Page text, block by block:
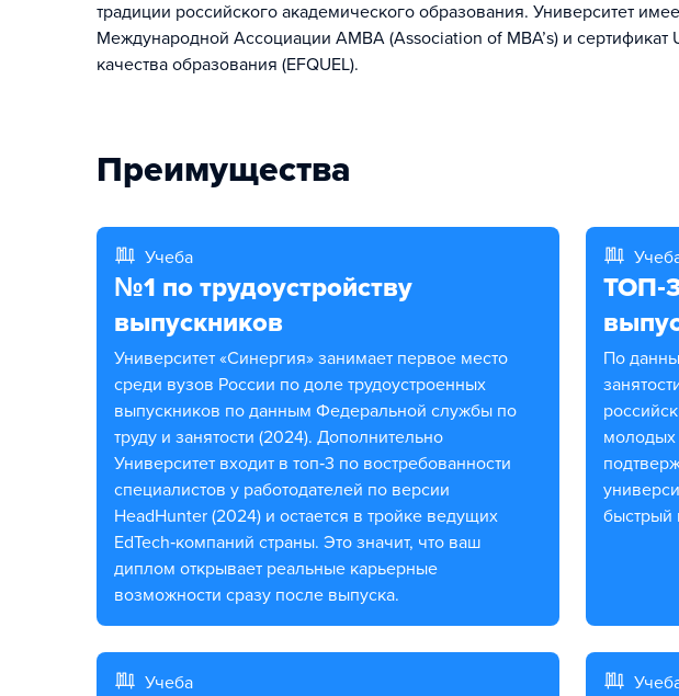
традиции российского академического образования. Университет
Международной Ассоциации AMBA (Association of MBA’s) и сертификат
качества образования (EFQUEL).
Преимущества
Учеба
№1 по трудоустройству
выпускников
Университет «Синергия» занимает первое место
среди вузов России по доле трудоустроенных
выпускников по данным Федеральной службы по
труду и занятости (2024). Дополнительно
Университет входит в топ‑3 по востребованности
специалистов у работодателей по версии
HeadHunter (2024) и остается в тройке ведущих
EdTech‑компаний страны. Это значит, что ваш
диплом открывает реальные карьерные
возможности сразу после выпуска.
По данным Федеральной службы по труду и
молодых
быстрый
Учеба